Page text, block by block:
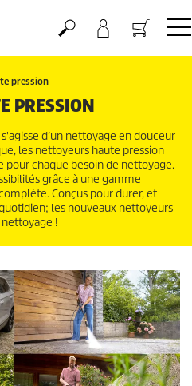
pression
PRESSION
d’un nettoyage en douceur
les nettoyeurs haute pression
pour chaque besoin de nettoyage.
grâce à une gamme
Conçus pour durer, et
les nouveaux nettoyeurs
!